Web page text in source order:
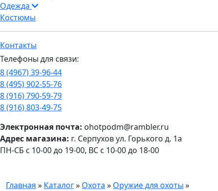
Одежда
Костюмы
Контакты
Телефоны для связи:
8 (4967) 39-96-44
8 (495) 902-55-76
8 (916) 790-59-79
8 (916) 803-49-75
ПН-СБ с 10-00 до 19-00, ВС с 10-00 до 18-00
Электронная почта: ohotpodm@rambler.ru
Адрес магазина: г. Серпухов ул. Горького д. 1а
Главная » Каталог» Охота » Оружие для охоты »